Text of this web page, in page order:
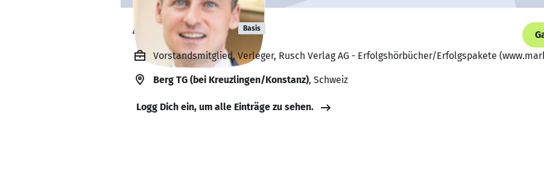
Alex S. Rusch Basis
Vorstandsmitglied, Verleger, Rusch Verlag AG - Erfolgshörbücher/Erfolgspakete
Berg TG (bei Kreuzlingen/Konstanz), Schweiz
Logg Dich ein, um alle Einträge zu sehen.